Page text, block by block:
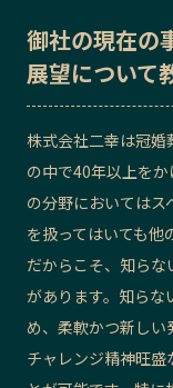
御社の現在の
展望について
株式会社二幸は冠婚
の中で40年以上を
の分野においてはス
を扱ってはいても他
だからこそ、知ら
があります。知らな
め、柔軟かつ新しい
チャレンジ精神旺